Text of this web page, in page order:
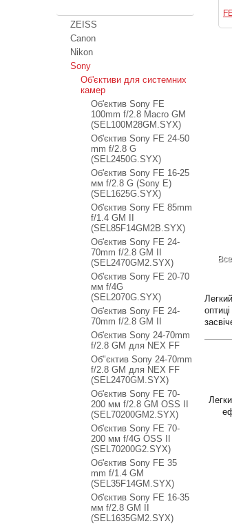
ZEISS
Canon
Nikon
Sony
Об'єктиви для системних
камер
Об'єктив Sony FE
100mm f/2.8 Macro GM
(SEL100M28GM.SYX)
Об'єктив Sony FE 24-50
mm f/2.8 G
(SEL2450G.SYX)
Об'єктив Sony FE 16-25
мм f/2.8 G (Sony E)
(SEL1625G.SYX)
Об'єктив Sony FE 85mm
f/1.4 GM II
(SEL85F14GM2B.SYX)
Об'єктив Sony FE 24-
70mm f/2.8 GM II
(SEL2470GM2.SYX)
Об'єктив Sony FE 20-70
мм f/4G
(SEL2070G.SYX)
Об'єктив Sony FE 24-
70mm f/2.8 GM II
Об'єктив Sony 24-70mm
f/2.8 GM для NEX FF
Об"єктив Sony 24-70mm
f/2.8 GM для NEX FF
(SEL2470GM.SYX)
Об'єктив Sony FE 70-
200 мм f/2.8 GM OSS II
(SEL70200GM2.SYX)
Об'єктив Sony FE 70-
200 мм f/4G OSS II
(SEL70200G2.SYX)
Об'єктив Sony FE 35
mm f/1.4 GM
(SEL35F14GM.SYX)
Об'єктив Sony FE 16-35
мм f/2.8 GM II
(SEL1635GM2.SYX)